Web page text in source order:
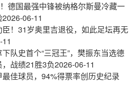
德国最强中锋被纳格尔斯曼冷藏一
2026-06-11
！31岁奥里吉退役，如此足坛再无
队史首个“三冠王”，樊振东当选德
战绩21胜3负2026-06-11
佳球员，94%得票率创历史纪录